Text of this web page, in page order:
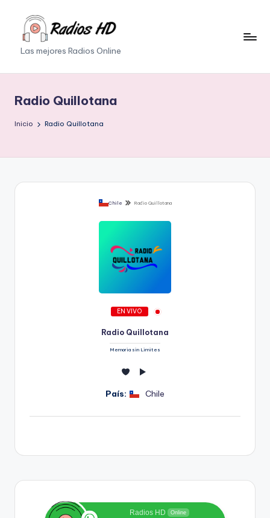
Saltar
contenidoLas mejores Radios Online
Radio Quillotana
Inicio Radio Quillotana
Chile Radio Quillotana
EN VIVO
Radio Quillotana
Memoria sin Limites
País: Chile
Radios HD Online